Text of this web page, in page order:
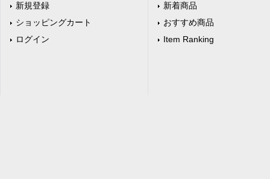
新規登録
ショッピングカート
ログイン
新着商品
おすすめ商品
Item Ranking